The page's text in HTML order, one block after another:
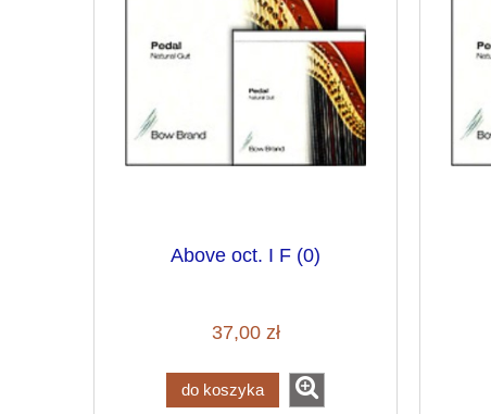
Above oct. I F (0)
37,00 zł
do koszyka